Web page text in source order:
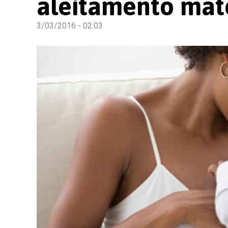
aleitamento
3/03/2016 - 02:03